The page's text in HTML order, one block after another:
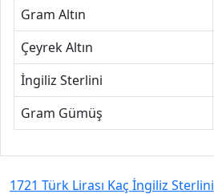
Gram Altın
Çeyrek Altın
İngiliz Sterlini
Gram Gümüş
1721 Türk Lirası Kaç İngiliz Sterlini